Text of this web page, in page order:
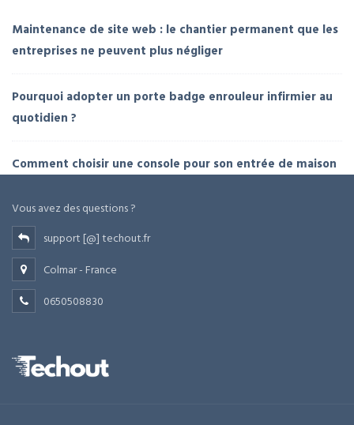
Maintenance de site web : le chantier permanent que les
entreprises ne peuvent plus négliger
Pourquoi adopter un porte badge enrouleur infirmier au
quotidien ?
Comment choisir une console pour son entrée de maison
Vous avez des questions ?
support [@] techout.fr
Colmar - France
0650508830